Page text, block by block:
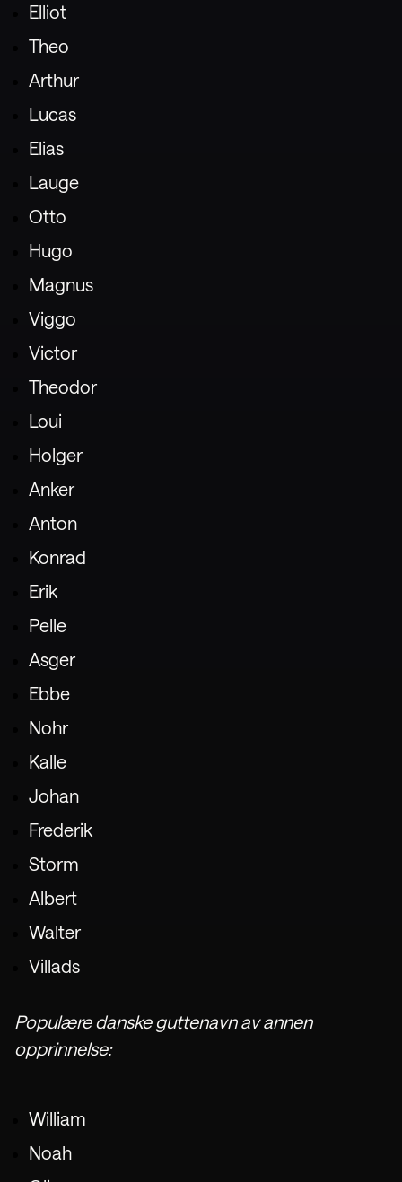
Elliot
Theo
Arthur
Lucas
Elias
Lauge
Otto
Hugo
Magnus
Viggo
Victor
Theodor
Loui
Holger
Anker
Anton
Konrad
Erik
Pelle
Asger
Ebbe
Nohr
Kalle
Johan
Frederik
Storm
Albert
Walter
Villads
Populære danske guttenavn av annen
opprinnelse:
William
Noah